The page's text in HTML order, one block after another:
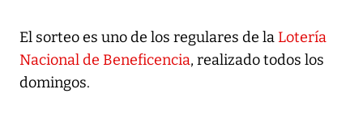
El sorteo es uno de los regulares de laLotería
Nacional de Beneficencia, realizado todos los
domingos.